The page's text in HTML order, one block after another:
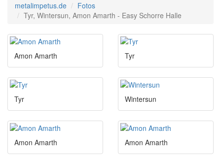
metalimpetus.de
Fotos
Tyr, Wintersun, Amon Amarth - Easy Schorre Halle
Amon Amarth Tyr
Tyr Wintersun
Amon Amarth Amon Amarth